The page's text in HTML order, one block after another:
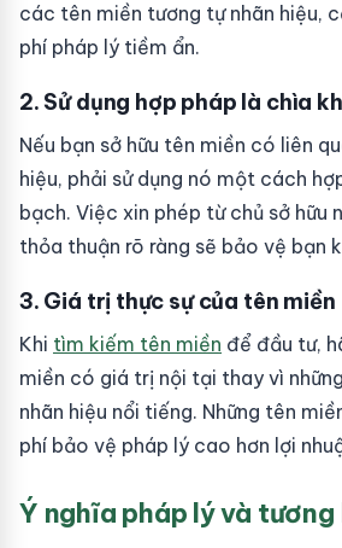
các tên miền tương tự nhãn hiệu,
phí pháp lý tiềm ẩn.
2. Sử dụng hợp pháp là chìa
Nếu bạn sở hữu tên miền có liên
hiệu, phải sử dụng nó một cách
bạch. Việc xin phép từ chủ sở hữu
thỏa thuận rõ ràng sẽ bảo vệ bạn
3. Giá trị thực sự của tên miền
Khi tìm kiếm tên miền để đầu tư,
miền có giá trị nội tại thay vì
nhãn hiệu nổi tiếng. Những tên
phí bảo vệ pháp lý cao hơn lợi
Ý nghĩa pháp lý và tương